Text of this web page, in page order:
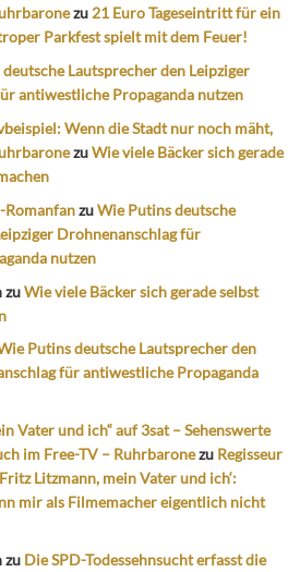
zu 21 Euro Tageseintritt für ein
Parkfest spielt mit dem Feuer!
Lautsprecher den Leipziger
antiwestliche Propaganda nutzen
Wenn die Stadt nur noch mäht,
zuWie viele Bäcker sich gerade
zuWie Putins deutsche
Drohnenanschlag für
nutzen
zuWie viele Bäcker sich gerade selbst
Putins deutsche Lautsprecher den
für antiwestliche Propaganda
Vater und ich“ auf 3sat – Sehenswerte
im Free-TV – Ruhrbaronezu Regisseur
Litzmann, mein Vater und ich‘:
mir als Filmemacher eigentlich nicht
zu Die SPD-Todessehnsucht erfasst die